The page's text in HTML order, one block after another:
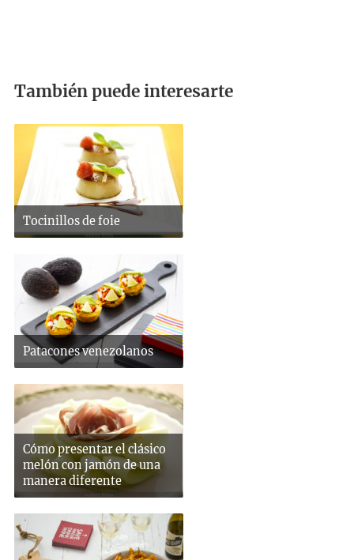
También puede interesarte
Tocinillos de foie
Patacones venezolanos
Cómo presentar el clásico
melón con jamón de una
manera diferente